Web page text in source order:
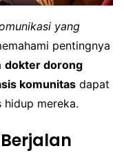
yang
pentingnya
dokter dorong
komunitas dapat
hidup mereka.